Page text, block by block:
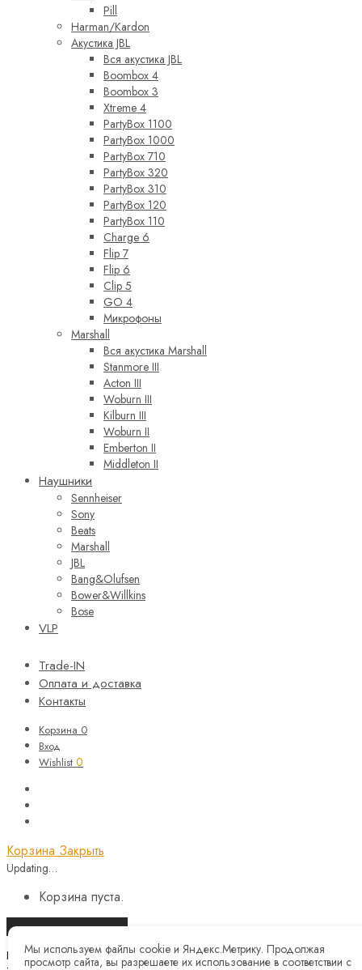
Pill
Harman/Kardon
Акустика JBL
Вся акустика JBL
Boombox 4
Boombox 3
Xtreme 4
PartyBox 1100
PartyBox 1000
PartyBox 710
PartyBox 320
PartyBox 310
PartyBox 120
PartyBox 110
Charge 6
Flip 7
Flip 6
Clip 5
GO 4
Микрофоны
Marshall
Вся акустика Marshall
Stanmore III
Acton III
Woburn III
Kilburn III
Woburn II
Emberton II
Middleton II
Наушники
Sennheiser
Sony
Beats
Marshall
JBL
Bang&Olufsen
Bower&Willkins
Bose
VLP
Trade-IN
Оплата и доставка
Контакты
Корзина 0
Вход
Wishlist 0
Корзина Закрыть
Updating…
Корзина пуста.
Продолжить покупки
НазадМы используем файлы cookie и Яндекс.Метрику. Продолжая
просмотр сайта, вы разрешаете их использование в соответствии с